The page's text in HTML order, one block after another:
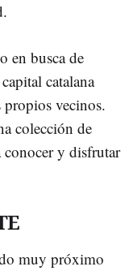
en busca de
catalana
propios vecinos.
colección de
conocer y disfrutar
muy próximo